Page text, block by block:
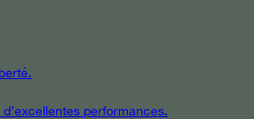
performances.